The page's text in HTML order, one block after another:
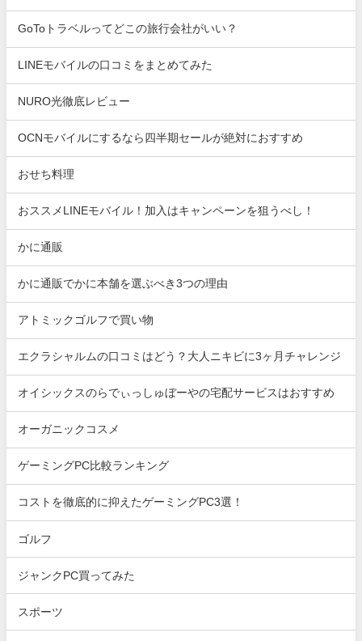
GoToトラベルってどこの旅行会社がいい？
LINEモバイルの口コミをまとめてみた
NURO光徹底レビュー
OCNモバイルにするなら四半期セールが絶対におすすめ
おせち料理
おススメLINEモバイル！加入はキャンペーンを狙うべし！
かに通販
かに通販でかに本舗を選ぶべき3つの理由
アトミックゴルフで買い物
エクラシャルムの口コミはどう？大人ニキビに3ヶ月チャレンジ
オイシックスのらでぃっしゅぼーやの宅配サービスはおすすめ
オーガニックコスメ
ゲーミングPC比較ランキング
コストを徹底的に抑えたゲーミングPC3選！
ゴルフ
ジャンクPC買ってみた
スポーツ